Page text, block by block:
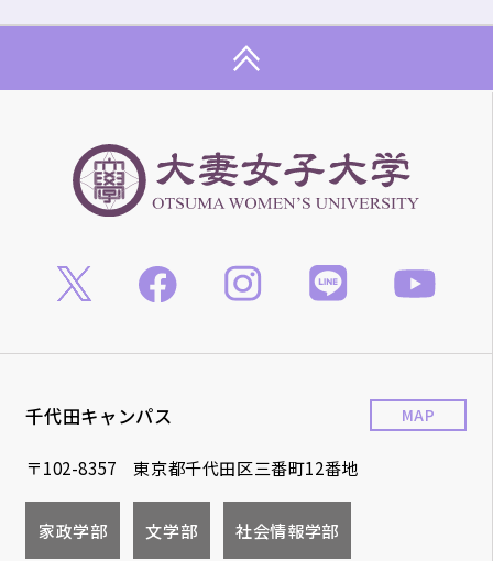
千代田キャンパス
〒102-8357 東京都千代田区三番町12番地
MAP
家政学部 文学部 社会情報学部